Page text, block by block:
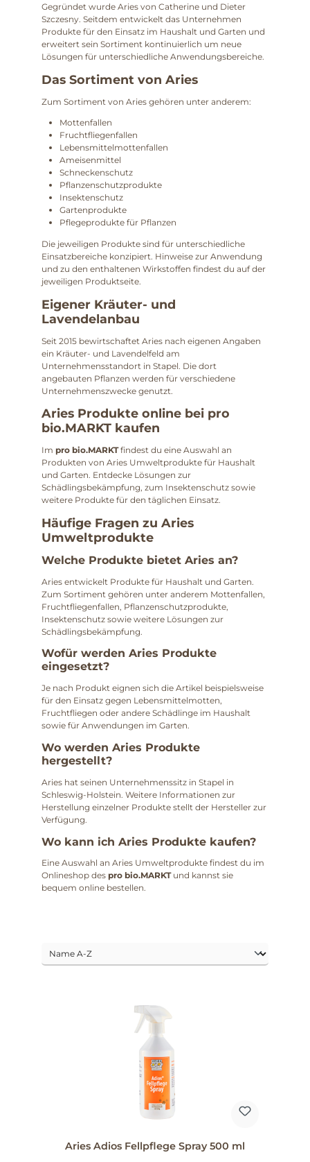
Gegründet wurde Aries von Catherine und Dieter
Szczesny. Seitdem entwickelt das Unternehmen
Produkte für den Einsatz im Haushalt und Garten und
erweitert sein Sortiment kontinuierlich um neue
Lösungen für unterschiedliche Anwendungsbereiche.
Das Sortiment von Aries
Zum Sortiment von Aries gehören unter anderem:
Mottenfallen
Fruchtfliegenfallen
Lebensmittelmottenfallen
Ameisenmittel
Schneckenschutz
Pflanzenschutzprodukte
Insektenschutz
Gartenprodukte
Pflegeprodukte für Pflanzen
Die jeweiligen Produkte sind für unterschiedliche
Einsatzbereiche konzipiert. Hinweise zur Anwendung
und zu den enthaltenen Wirkstoffen findest du auf der
jeweiligen Produktseite.
Eigener Kräuter- und
Lavendelanbau
Seit 2015 bewirtschaftet Aries nach eigenen Angaben
ein Kräuter- und Lavendelfeld am
Unternehmensstandort in Stapel. Die dort
angebauten Pflanzen werden für verschiedene
Unternehmenszwecke genutzt.
Aries Produkte online bei pro
bio.MARKT kaufen
Im pro bio.MARKTfindest du eine Auswahl an
Produkten von Aries Umweltprodukte für Haushalt
und Garten. Entdecke Lösungen zur
Schädlingsbekämpfung, zum Insektenschutz sowie
weitere Produkte für den täglichen Einsatz.
Häufige Fragen zu Aries
Umweltprodukte
Welche Produkte bietet Aries an?
Aries entwickelt Produkte für Haushalt und Garten.
Zum Sortiment gehören unter anderem Mottenfallen,
Fruchtfliegenfallen, Pflanzenschutzprodukte,
Insektenschutz sowie weitere Lösungen zur
Schädlingsbekämpfung.
Wofür werden Aries Produkte
eingesetzt?
Je nach Produkt eignen sich die Artikel beispielsweise
für den Einsatz gegen Lebensmittelmotten,
Fruchtfliegen oder andere Schädlinge im Haushalt
sowie für Anwendungen im Garten.
Wo werden Aries Produkte
hergestellt?
Aries hat seinen Unternehmenssitz in Stapel in
Schleswig-Holstein. Weitere Informationen zur
Herstellung einzelner Produkte stellt der Hersteller zur
Verfügung.
Wo kann ich Aries Produkte kaufen?
Eine Auswahl an Aries Umweltprodukte findest du im
Onlineshop des pro bio.MARKTund kannst sie
bequem online bestellen.
Aries Adios Fellpflege Spray 500 ml